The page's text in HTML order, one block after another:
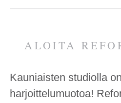
ALOITA
Kauniaisten studiolla
harjoittelumuotoa!